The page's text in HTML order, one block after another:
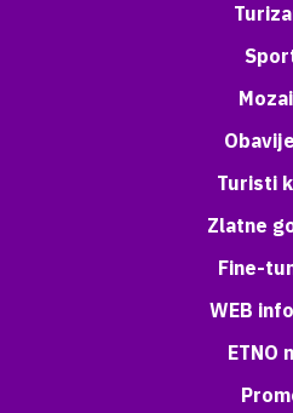
Turisti
Zlatne
Fine-
WEB
ETNO